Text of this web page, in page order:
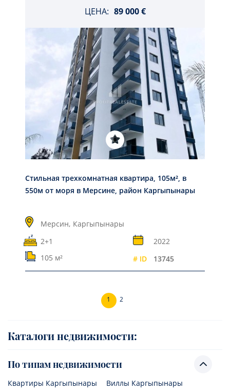
ЦЕНА: 89 000 €
Стильная трехкомнатная квартира, 105м², в
550м от моря в Мерсине, район Каргыпынары
Мерсин, Каргыпынары
2+1
2022
105 м²
# ID 13745
1 2
Каталоги недвижимости:
По типам недвижимости
Квартиры Каргыпынары
Виллы Каргыпынары